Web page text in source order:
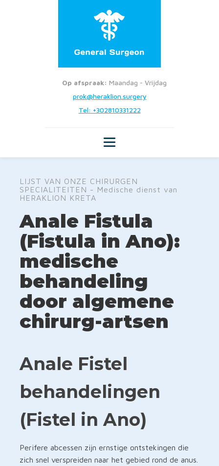
Op afspraak: Maandag - Vrijdag
prok@heraklion.surgery
Tel: +302810331222
LIJST VAN ONZE CHIRURGEN
SPECIALITEITEN - Medische dienst van
HERAKLION KRETA
Anale Fistula
(Fistula in Ano):
medische
behandeling
door algemene
chirurg-artsen
Anale Fistel
behandelingen
(Fistel in Ano)
Perifere abcessen zijn ernstige ontstekingen die
zich snel verspreiden naar het gebied rond de anus.